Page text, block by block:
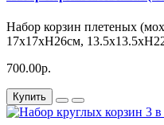
Набор корзин плетеных
17x17xH26см,
700.00р.
Купить